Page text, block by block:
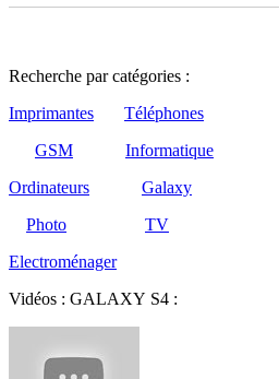
Recherche par catégories :
Imprimantes
Téléphones
GSM
Informatique
Ordinateurs
Galaxy
Photo
TV
Electroménager
Vidéos : GALAXY S4 :